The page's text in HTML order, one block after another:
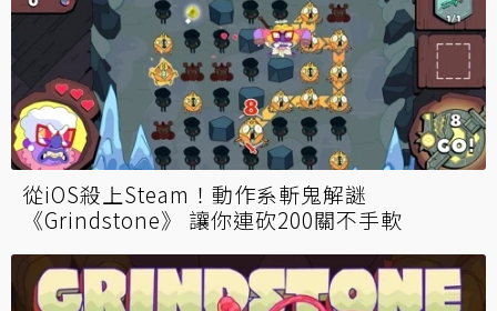
從iOS殺上Steam！動作系斬鬼解謎
《Grindstone》 讓你連砍200關不手軟